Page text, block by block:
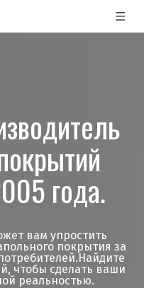
года.
вам упростить
покрытия за
чтобы сделать ваши
реальностью.